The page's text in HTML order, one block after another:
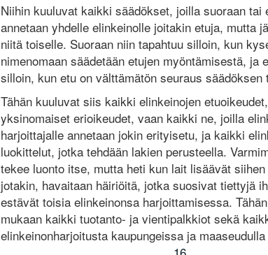
Niihin kuuluvat kaikki säädökset, joilla suoraan tai
annetaan yhdelle elinkeinolle joitakin etuja, mutta
niitä toiselle. Suoraan niin tapahtuu silloin, kun
nimenomaan säädetään etujen myöntämisestä, ja
silloin, kun etu on välttämätön seuraus säädöksen
Tähän kuuluvat siis kaikki elinkeinojen
yksinomaiset erioikeudet, vaan kaikki ne, joilla
harjoittajalle annetaan jokin erityisetu, ja kaikki
luokittelut, jotka tehdään lakien perusteella.
tekee luonto itse, mutta heti kun lait lisäävät
jotakin, havaitaan häiriöitä, jotka suosivat tiettyjä
estävät toisia elinkeinonsa harjoittamisessa.
mukaan kaikki tuotanto- ja vientipalkkiot sekä
elinkeinonharjoitusta kaupungeissa ja